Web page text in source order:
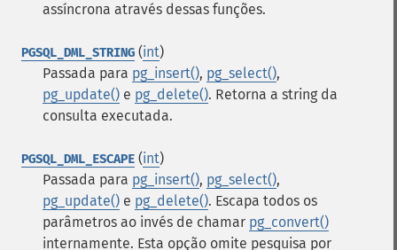
assíncrona através dessas funções.
PGSQL_DML_STRING (int)
Passada para pg_insert(), pg_select(),
pg_update() e pg_delete(). Retorna a string da
consulta executada.
PGSQL_DML_ESCAPE (int)
Passada para pg_insert(), pg_select(),
pg_update() e pg_delete(). Escapa todos os
parâmetros ao invés de chamar pg_convert()
internamente. Esta opção omite pesquisa por